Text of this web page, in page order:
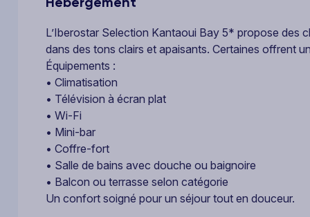
L’Iberostar Selection Kantaoui Bay 5* propose des
dans des tons clairs et apaisants. Certaines offrent
Équipements :
• Climatisation
• Télévision à écran plat
• Wi-Fi
• Mini-bar
• Coffre-fort
• Salle de bains avec douche ou baignoire
• Balcon ou terrasse selon catégorie
Un confort soigné pour un séjour tout en douceur.